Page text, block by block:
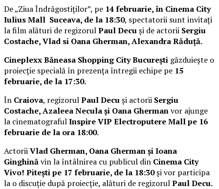
De „Ziua Îndrăgostiților”, pe 14 februarie, în Cinema City
Iulius Mall Suceava, de la 18:30, spectatorii sunt invitați
la film alături de regizorulPaul Decuși de actorii Sergiu
Costache, Vlad si Oana Gherman, Alexandra Răduță.
Cineplexx Băneasa Shopping City București găzduiește o
proiecție specială în prezența întregii echipe pe 15
februarie, de la 17:30.
În Craiova, regizorulPaul Decuși actorii Sergiu
Costache, Azaleea Necula și Oana Ghermanvor ajunge
la cinematografulInspire VIP Electroputere Mall pe 16
februarie de la ora 18:00.
ActoriiVlad Gherman, Oana Gherman și Ioana
Ginghinăvin la întâlnirea cu publicul din Cinema City
Vivo! Pitești pe 17 februarie, de la 18:30și vor participa
la o discuție după proiecție, alături de regizorulPaul Decu.